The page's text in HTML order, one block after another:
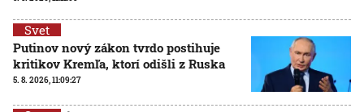
Svet
Putinov nový zákon tvrdo postihuje
kritikov Kremľa, ktorí odišli z Ruska
5. 8. 2026, 11:09:27